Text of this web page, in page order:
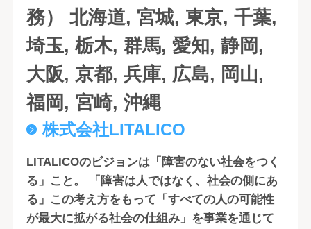
務） 北海道, 宮城, 東京, 千葉,
埼玉, 栃木, 群馬, 愛知, 静岡,
大阪, 京都, 兵庫, 広島, 岡山,
福岡, 宮崎, 沖縄
株式会社LITALICO
LITALICOのビジョンは「障害のない社会をつく
る」こと。 「障害は人ではなく、社会の側にあ
る」この考え方をもって「すべての人の可能性
が最大に拡がる社会の仕組み」を事業を通じて